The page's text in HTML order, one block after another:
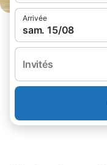
Arrivée
sam. 15/08
Invités